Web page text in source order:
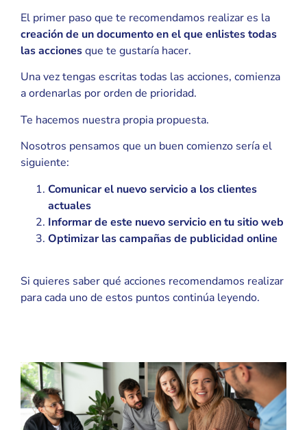
El primer paso que te recomendamos realizar es la
creación de un documento en el que enlistes todas
las accionesque te gustaría hacer.
Una vez tengas escritas todas las acciones, comienza
a ordenarlas por orden de prioridad.
Te hacemos nuestra propia propuesta.
Nosotros pensamos que un buen comienzo sería el
siguiente:
Comunicar el nuevo servicio a los clientes
actuales
Informar de este nuevo servicio en tu sitio web
Optimizar las campañas de publicidad online
Si quieres saber qué acciones recomendamos realizar
para cada uno de estos puntos continúa leyendo.